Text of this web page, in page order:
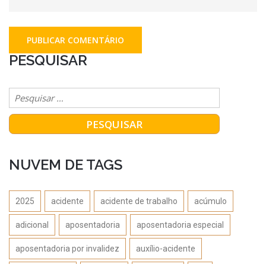
PESQUISAR
NUVEM DE TAGS
2025 acidente acidente de trabalho acúmulo
adicional aposentadoria aposentadoria especial
aposentadoria por invalidez auxílio-acidente